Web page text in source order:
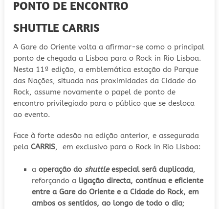
PONTO DE ENCONTRO
SHUTTLE CARRIS
A Gare do Oriente volta a afirmar-se como o principal
ponto de chegada a Lisboa para o Rock in Rio Lisboa.
Nesta 11ª edição, a emblemática estação do Parque
das Nações, situada nas proximidades da Cidade do
Rock, assume novamente o papel de ponto de
encontro privilegiado para o público que se desloca
ao evento.
Face à forte adesão na edição anterior, e assegurada
pela CARRIS, em exclusivo para o Rock in Rio Lisboa:
a operação do shuttleespecial será duplicada,
reforçando aligação directa, contínua e eficiente
entre a Gare do Oriente e a Cidade do Rock, em
ambos os sentidos, ao longo de todo o dia;